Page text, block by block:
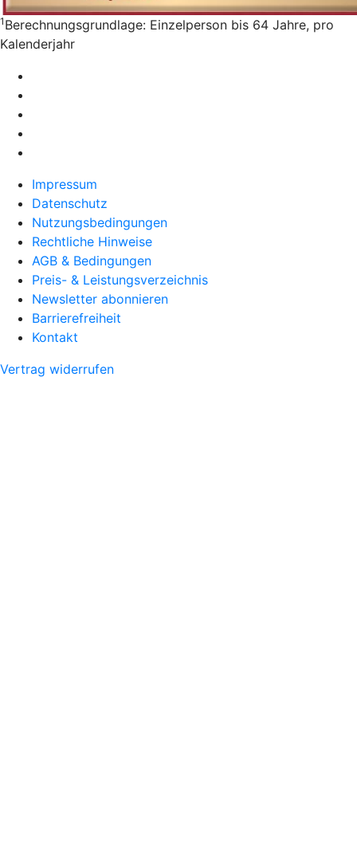
1 Berechnungsgrundlage: Einzelperson bis 64 Jahre, pro
Kalenderjahr
Impressum
Datenschutz
Nutzungsbedingungen
Rechtliche Hinweise
AGB & Bedingungen
Preis- & Leistungsverzeichnis
Newsletter abonnieren
Barrierefreiheit
Kontakt
Vertrag widerrufen